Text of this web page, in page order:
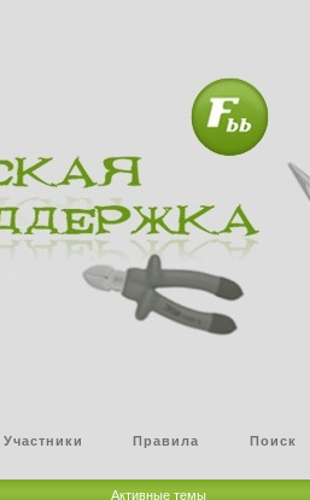
Участники Правила Поиск
Активные темы